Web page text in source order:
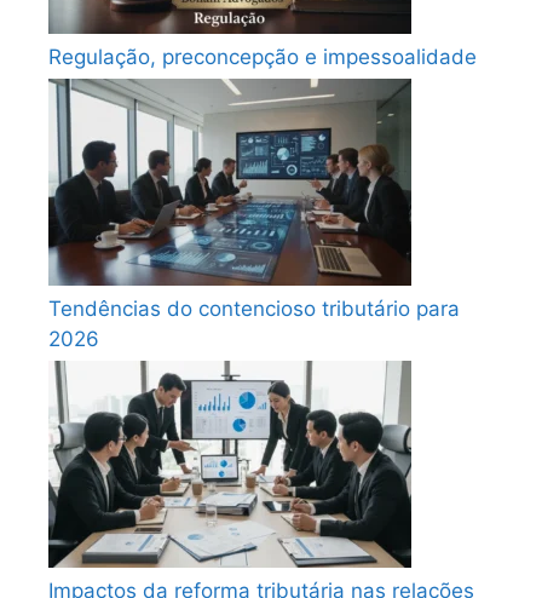
Regulação, preconcepção e impessoalidade
Tendências do contencioso tributário para
2026
Impactos da reforma tributária nas relações